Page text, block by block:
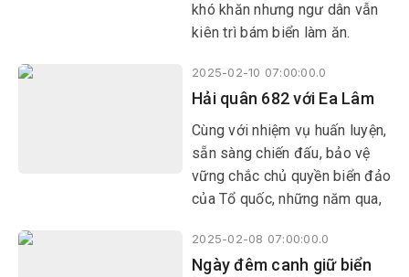
khó khăn nhưng ngư dân vẫn
kiên trì bám biển làm ăn.
trên biển để phát triển kinh tế,
ngư dân Phú Yên còn tham gia
bảo vệ ngư trường, bảo vệ
nguồn lợi thủy sản và bảo vệ
chủ quyền biển đảo của Tổ
quốc.
2025-02-10 07:00:00.0
Hải quân 682 với Ea Lâm
Cùng với nhiệm vụ huấn luyện,
sẵn sàng chiến đấu, bảo vệ
vững chắc chủ quyền biển đảo
của Tổ quốc, những năm qua,
luôn kề vai sát cánh với địa
phương làm tốt công tác dân
2025-02-08 07:00:00.0
Ngày đêm canh giữ biển